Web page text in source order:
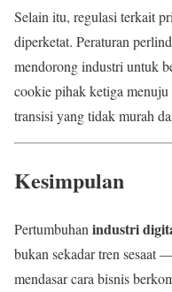
Selain itu, regulasi terkait
diperketat. Peraturan
mendorong industri untuk
cookie pihak ketiga
transisi yang tidak murah
Kesimpulan
Pertumbuhan industri
bukan sekadar tren sesaat
mendasar cara bisnis